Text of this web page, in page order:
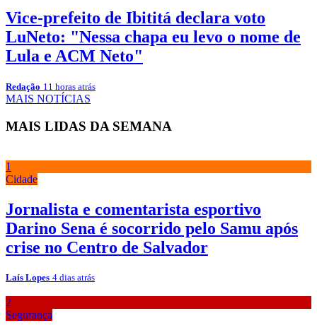
Vice-prefeito de Ibititá declara voto
LuNeto: "Nessa chapa eu levo o nome de
Lula e ACM Neto"
Redação 11 horas atrás
MAIS NOTÍCIAS
MAIS LIDAS DA SEMANA
1
Cidade
Jornalista e comentarista esportivo
Darino Sena é socorrido pelo Samu após
crise no Centro de Salvador
Laís Lopes 4 dias atrás
2
Segurança